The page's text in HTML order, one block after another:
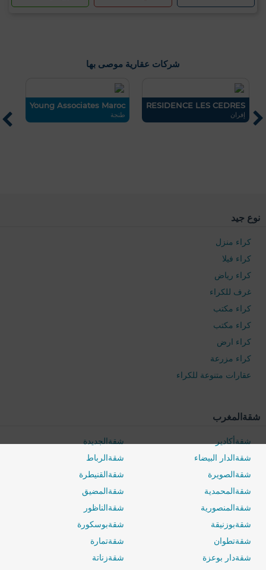
شركات عقارية موصى بها
RESIDENCE LES CEDRES
إفران
Young Associates Maroc
طنجة
نوع جيد
كراء منزل
كراء فيلا
كراء رياض
غرف للكراء
كراء مكتب
كراء مكتب
كراء ارض
كراء مزرعة
عقارات متنوعة للكراء
شقةالمغرب
شقةأكادير
شقةالجديدة
شقةالدار البيضاء
شقةالرباط
شقةالصويرة
شقةالقنيطرة
شقةالمحمدية
شقةالمضيق
شقةالمنصورية
شقةالناظور
شقةبوزنيقة
شقةبوسكورة
شقةتطوان
شقةتمارة
شقةدار بوعزة
شقةزناتة